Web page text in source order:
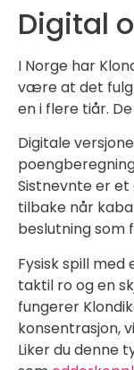
Digital
I Norge har
være at det
en i flere tiår.
Digitale
Sistnevnte er
tilbake når
beslutning som
Fysisk spill
taktil ro og en
fungerer
konsentrasjon,
Liker du denne